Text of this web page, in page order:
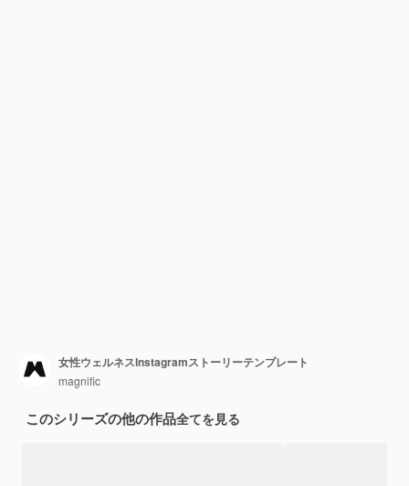
女性ウェルネスInstagramストーリーテンプレート
magnific
このシリーズの他の作品全てを見る